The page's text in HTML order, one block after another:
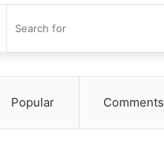
Switch
Popular Comments